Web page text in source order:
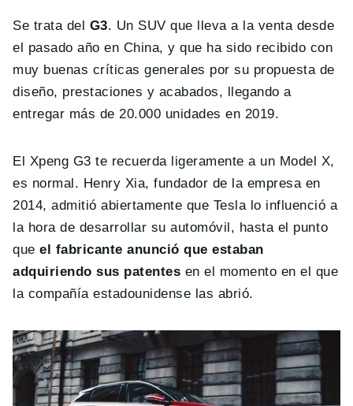
Se trata del G3. Un SUV que lleva a la venta desde
el pasado año en China, y que ha sido recibido con
muy buenas críticas generales por su propuesta de
diseño, prestaciones y acabados, llegando a
entregar más de 20.000 unidades en 2019.
El Xpeng G3 te recuerda ligeramente a un Model X,
es normal. Henry Xia, fundador de la empresa en
2014, admitió abiertamente que Tesla lo influenció a
la hora de desarrollar su automóvil, hasta el punto
queel fabricante anunció que estaban
adquiriendo sus patentes en el momento en el que
la compañía estadounidense las abrió.